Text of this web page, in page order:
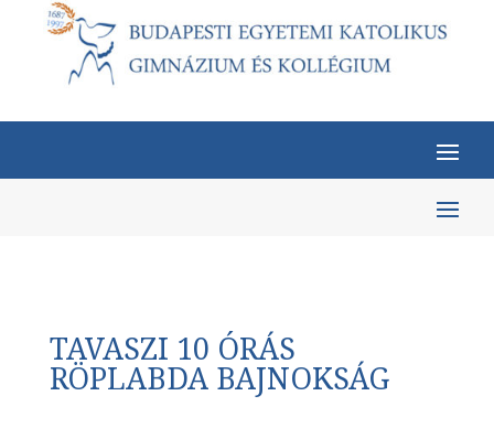
TAVASZI 10 ÓRÁS
RÖPLABDA BAJNOKSÁG